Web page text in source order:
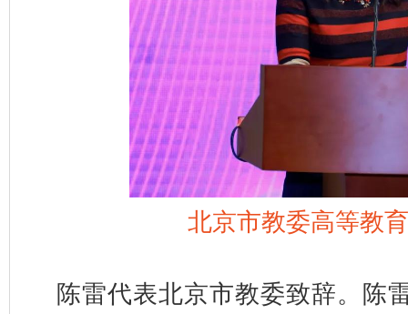
北京市教委高等教
陈雷代表北京市教委致辞。陈